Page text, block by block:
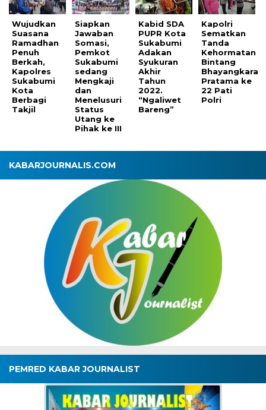
Wujudkan
Suasana
Ramadhan
Penuh
Berkah,
Kapolres
Sukabumi
Kota
Berbagi
Takjil
Siapkan
Jawaban
Somasi,
Pemkot
Sukabumi
sedang
Mengkaji
dan
Menelusuri
Status
Utang ke
Pihak ke III
Kabid SDA
PUPR Kota
Sukabumi
Adakan
Syukuran
Akhir
Tahun
2022.
“Ngaliwet
Bareng”
Kapolri
Sematkan
Tanda
Kehormatan
Bintang
Bhayangkara
Pratama ke
22 Pati
Polri
KABARJOURNALIS.COM
PEMRED KABAR JOURNALIST